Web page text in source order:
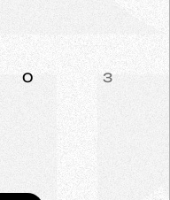
0 3